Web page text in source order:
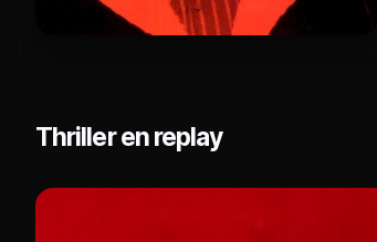
Thriller en replay